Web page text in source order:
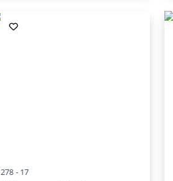
278 - 17